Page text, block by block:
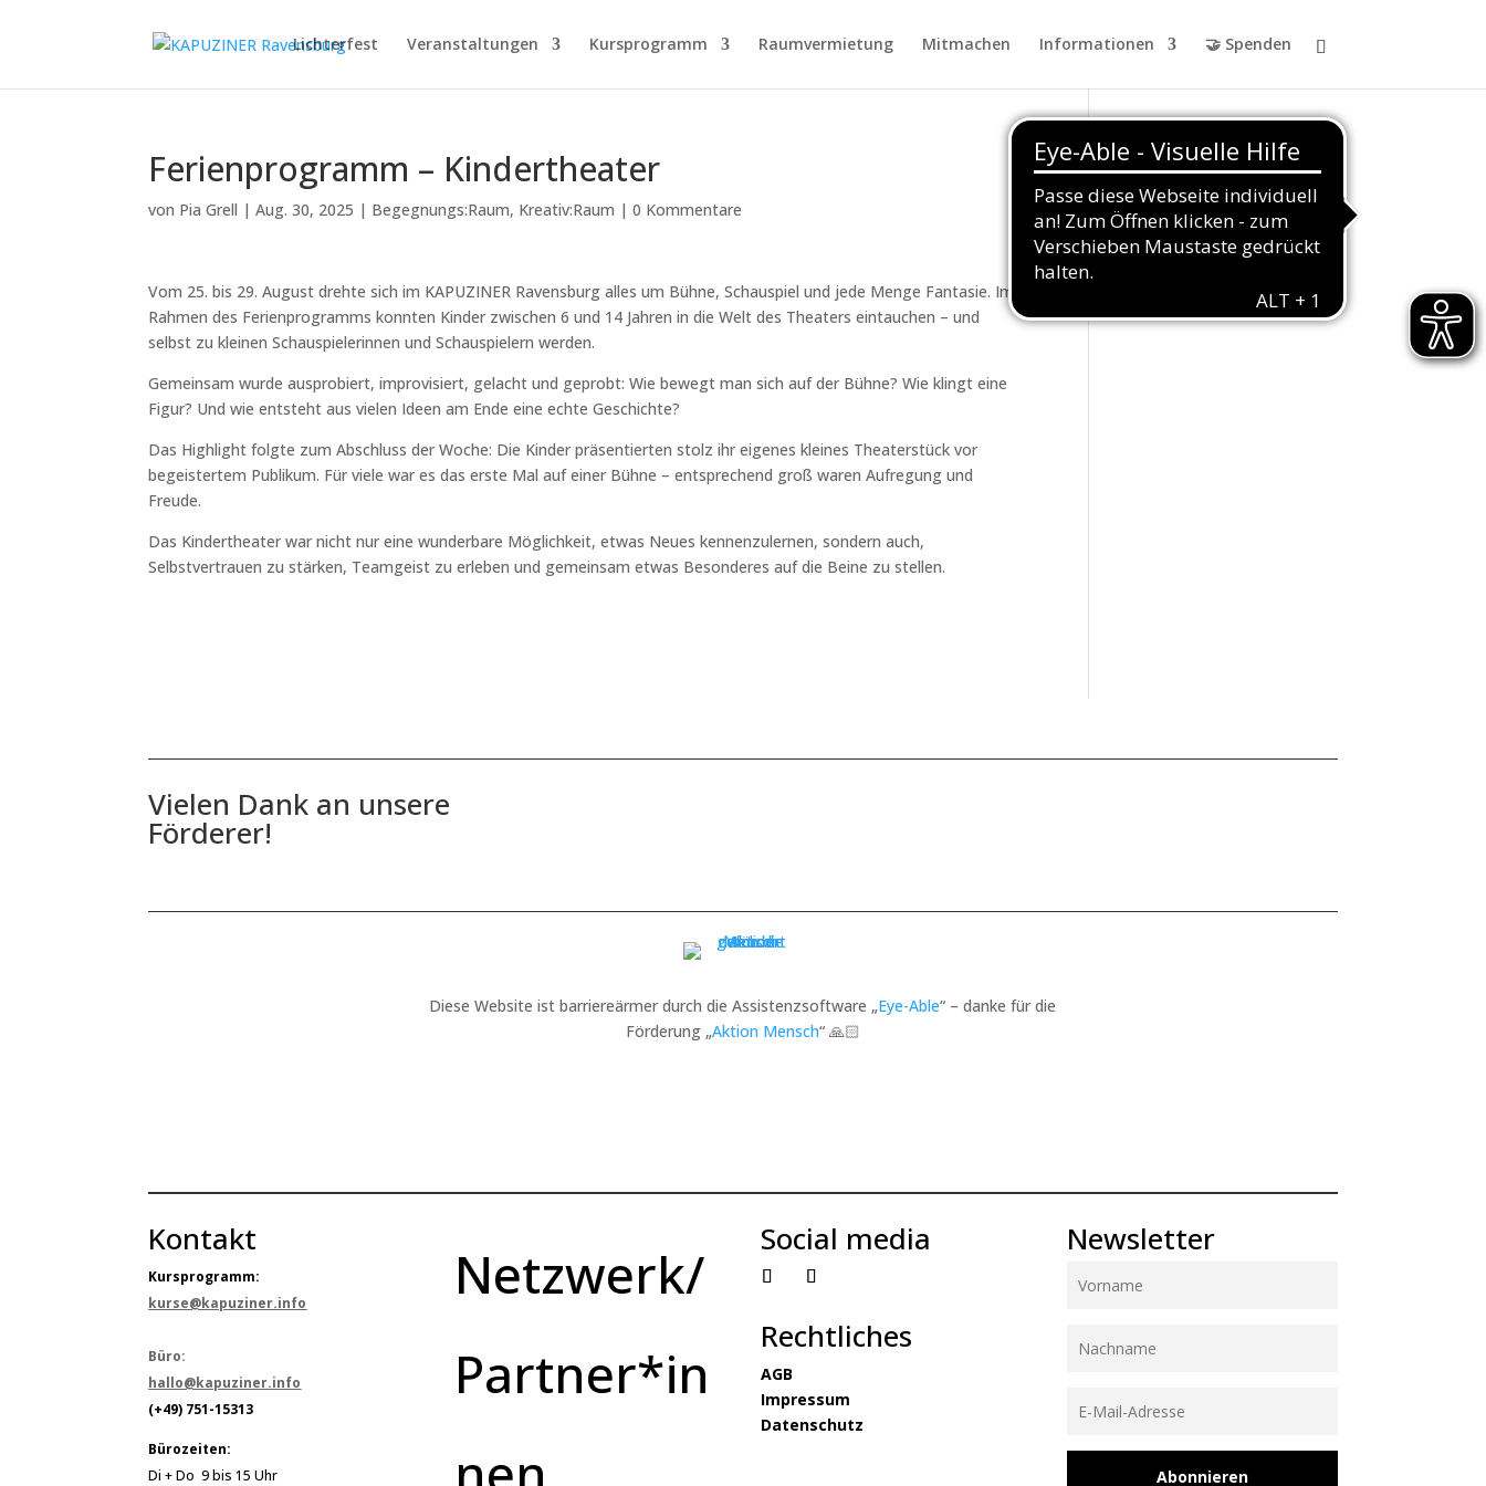
Lichterfest Veranstaltungen Kursprogramm Raumvermietung Mitmachen Informationen 🤝 Spenden
Ferienprogramm – Kindertheater
von Pia Grell |Aug. 30, 2025 | Begegnungs:Raum, Kreativ:Raum |0 Kommentare
Vom 25. bis 29. August drehte sich im KAPUZINER Ravensburg alles um Bühne, Schauspiel und jede Menge Fantasie. Im
Rahmen des Ferienprogramms konnten Kinder zwischen 6 und 14 Jahren in die Welt des Theaters eintauchen – und
selbst zu kleinen Schauspielerinnen und Schauspielern werden.
Gemeinsam wurde ausprobiert, improvisiert, gelacht und geprobt: Wie bewegt man sich auf der Bühne? Wie klingt eine
Figur? Und wie entsteht aus vielen Ideen am Ende eine echte Geschichte?
Das Highlight folgte zum Abschluss der Woche: Die Kinder präsentierten stolz ihr eigenes kleines Theaterstück vor
begeistertem Publikum. Für viele war es das erste Mal auf einer Bühne – entsprechend groß waren Aufregung und
Freude.
Das Kindertheater war nicht nur eine wunderbare Möglichkeit, etwas Neues kennenzulernen, sondern auch,
Selbstvertrauen zu stärken, Teamgeist zu erleben und gemeinsam etwas Besonderes auf die Beine zu stellen.
Vielen Dank an unsere
Förderer!
Diese Website ist barriereärmer durch die Assistenzsoftware „Eye-Able“ – danke für die
Förderung „Aktion Mensch“ 🙏🏻
Kontakt
Kursprogramm:
kurse@kapuziner.info
Büro:
hallo@kapuziner.info
(+49) 751-15313
Bürozeiten:
Di + Do 9 bis 15 Uhr
Netzwerk/
Partner*in
Social media
Rechtliches
AGB
Impressum
Datenschutz
Newsletter
Abonnieren